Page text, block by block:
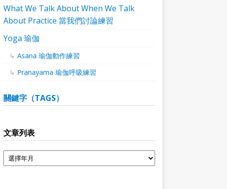
What We Talk About When We Talk
About Practice 當我們討論練習
Yoga 瑜伽
Asana 瑜伽動作練習
Pranayama 瑜伽呼吸練習
關鍵字（TAGS）
文章列表